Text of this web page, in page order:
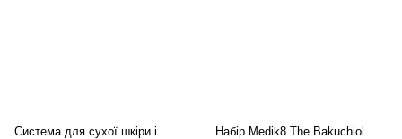
Система для сухої шкіри і
Набір Medik8 The Bakuchiol